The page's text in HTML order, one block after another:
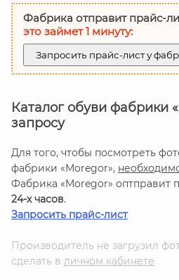
Фабрика отправит прайс-
это займет 1 минуту:
Запросить прайс-лист у
Каталог обуви фабрики
запросу
Для того, чтобы посмотреть
фабрики «Moregor»,
Фабрика «Moregor» оптправит
24-х часов.
Запросить прайс-лист
Производитель не загрузил
сделать в личном кабинете